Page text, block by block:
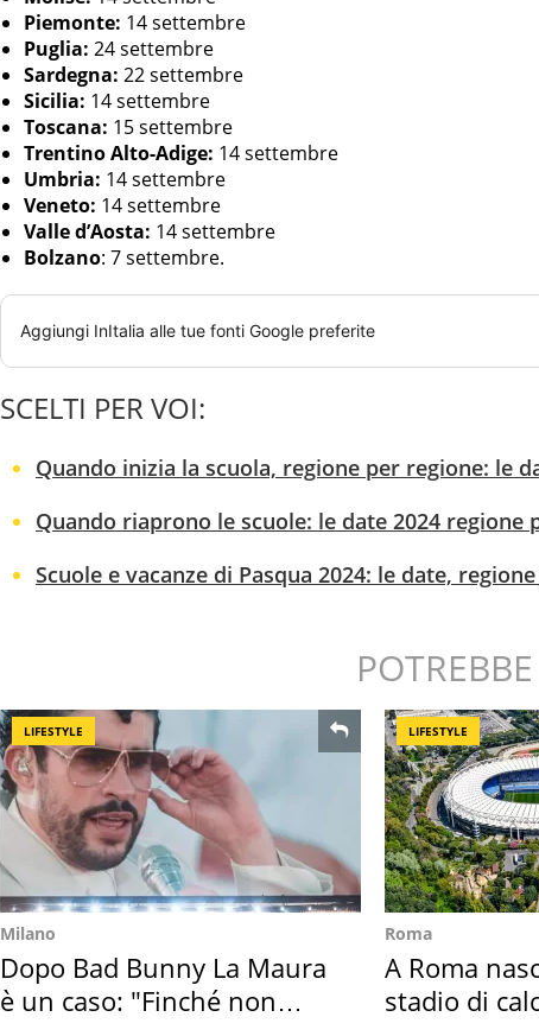
Piemonte: 14 settembre
Puglia: 24 settembre
Sardegna: 22 settembre
Sicilia: 14 settembre
Toscana: 15 settembre
Trentino Alto-Adige: 14 settembre
Umbria: 14 settembre
Veneto: 14 settembre
Valle d’Aosta: 14 settembre
Bolzano: 7 settembre.
Aggiungi InItalia alle tue fonti Google preferite
SCELTI PER VOI:
Quando inizia la scuola, regione per regione: le
Quando riaprono le scuole: le date 2024 regione
Scuole e vacanze di Pasqua 2024: le date,
LIFESTYLE
Milano
Dopo Bad Bunny La Maura
è un caso: "Finché non
LIFESTYLE
Roma
A Roma
stadio di